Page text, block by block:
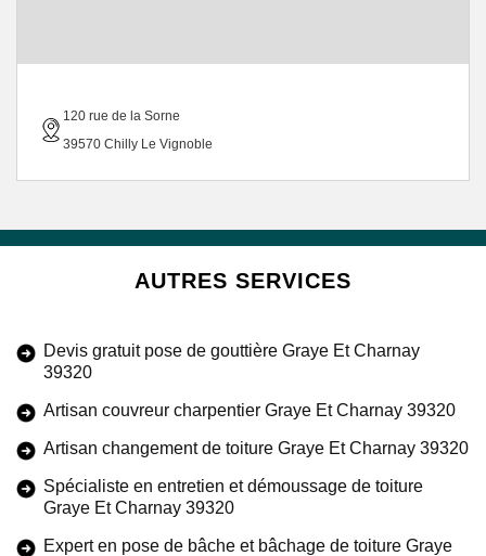
120 rue de la Sorne
39570 Chilly Le Vignoble
AUTRES SERVICES
Devis gratuit pose de gouttière Graye Et Charnay
39320
Artisan couvreur charpentier Graye Et Charnay 39320
Artisan changement de toiture Graye Et Charnay 39320
Spécialiste en entretien et démoussage de toiture
Graye Et Charnay 39320
Expert en pose de bâche et bâchage de toiture Graye